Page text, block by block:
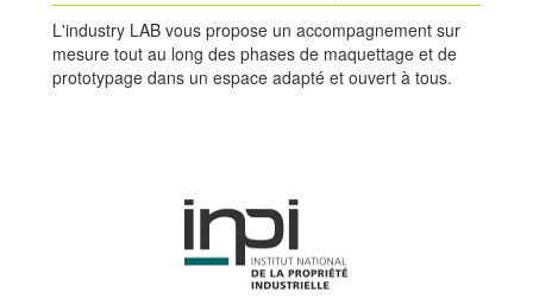
L'industry LAB vous propose un accompagnement sur
mesure tout au long des phases de maquettage et de
prototypage dans un espace adapté et ouvert à tous.